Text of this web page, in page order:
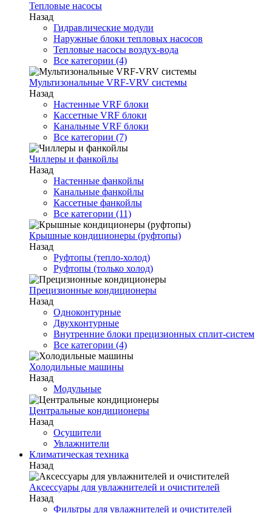
Тепловые насосы
Назад
Гидравлические модули
Наружные блоки тепловых насосов
Тепловые насосы воздух-вода
Все категории (4)
Мультизональные VRF-VRV системы
Назад
Настенные VRF блоки
Кассетные VRF блоки
Канальные VRF блоки
Все категории (7)
Чиллеры и фанкойлы
Назад
Настенные фанкойлы
Канальные фанкойлы
Кассетные фанкойлы
Все категории (11)
Крышные кондиционеры (руфтопы)
Назад
Руфтопы (тепло-холод)
Руфтопы (только холод)
Прецизионные кондиционеры
Назад
Одноконтурные
Двухконтурные
Внутренние блоки прецизионных сплит-систем
Все категории (4)
Холодильные машины
Назад
Модульные
Центральные кондиционеры
Назад
Осушители
Увлажнители
Климатическая техника
Назад
Аксессуары для увлажнителей и очистителей
Назад
Фильтры для увлажнителей и очистителей